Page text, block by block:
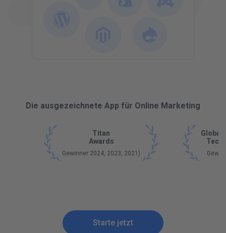
Die ausgezeichnete App für Online Marketing
Titan
Awards
Gewinner 2024, 2023, 2021)
Global
Tech
Starte jetzt